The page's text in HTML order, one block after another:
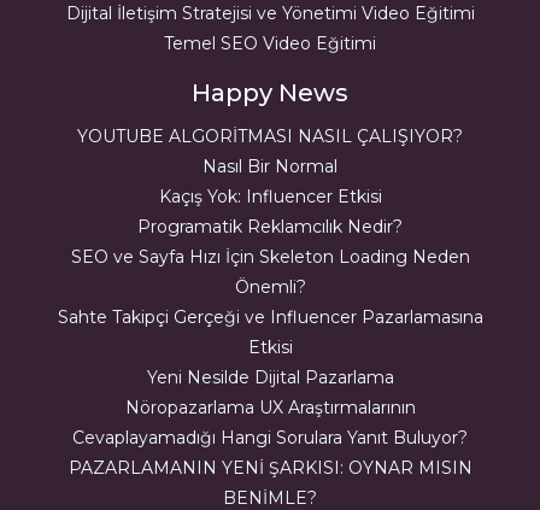
Dijital İletişim Stratejisi ve Yönetimi Video Eğitimi
Temel SEO Video Eğitimi
Happy News
YOUTUBE ALGORİTMASI NASIL ÇALIŞIYOR?
Nasıl Bir Normal
Kaçış Yok: Influencer Etkisi
Programatik Reklamcılık Nedir?
SEO ve Sayfa Hızı İçin Skeleton Loading Neden
Önemli?
Sahte Takipçi Gerçeği ve Influencer Pazarlamasına
Etkisi
Yeni Nesilde Dijital Pazarlama
Nöropazarlama UX Araştırmalarının
Cevaplayamadığı Hangi Sorulara Yanıt Buluyor?
PAZARLAMANIN YENİ ŞARKISI: OYNAR MISIN
BENİMLE?